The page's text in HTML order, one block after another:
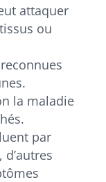
attaquer
ou
la maladie
par